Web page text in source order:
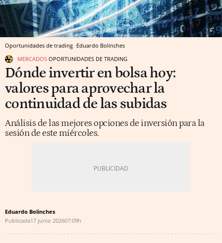
Oportunidades de trading Eduardo Bolinches
MERCADOS OPORTUNIDADES DE TRADING
Dónde invertir en bolsa hoy:
valores para aprovechar la
continuidad de las subidas
Análisis de las mejores opciones de inversión para la
sesión de este miércoles.
Eduardo Bolinches
Publicada17 junio 202607:09h